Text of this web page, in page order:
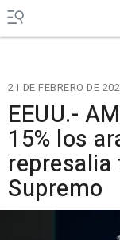
21 DE FEBRERO DE
EEUU.-
15% los
represalia
Supremo